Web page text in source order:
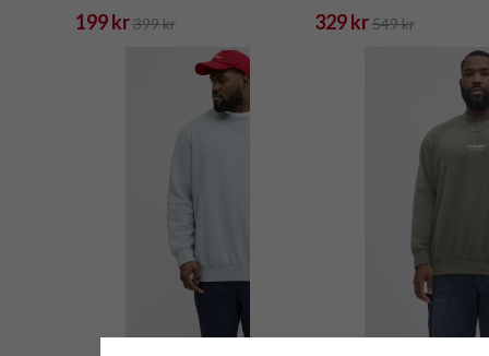
199 kr 399 kr 329 kr 549 kr